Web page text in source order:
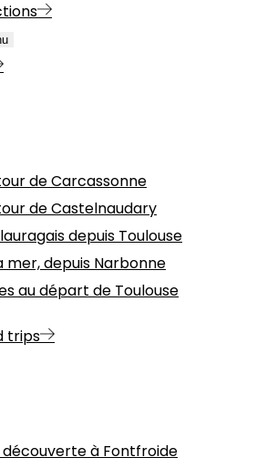
de Carcassonne
de Castelnaudary
depuis Toulouse
mer, depuis Narbonne
au départ de Toulouse
trips
à Fontfroide